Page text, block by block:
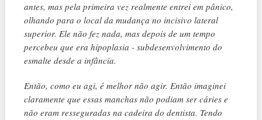
antes, mas pela primeira vez realmente entrei em pânico,
olhando para o local da mudança no incisivo lateral
superior. Ele não fez nada, mas depois de um tempo
percebeu que era hipoplasia - subdesenvolvimento do
esmalte desde a infância.
Então, como eu agi, é melhor não agir. Então imaginei
claramente que essas manchas não podiam ser cáries e
não eram resseguradas na cadeira do dentista. Tendo